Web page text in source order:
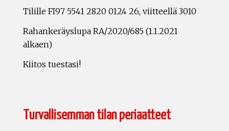
Tilille FI97 5541 2820 0124 26, viitteellä 3010
Rahankeräyslupa RA/2020/685 (1.1.2021
alkaen)
Kiitos tuestasi!
Turvallisemman tilan periaatteet